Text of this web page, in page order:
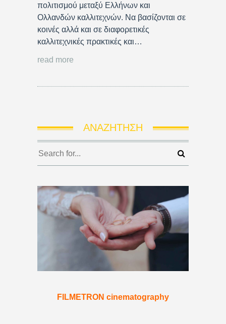
πολιτισμού μεταξύ Ελλήνων και
Ολλανδών καλλιτεχνών. Να βασίζονται σε
κοινές αλλά και σε διαφορετικές
καλλιτεχνικές πρακτικές και…
read more
ΑΝΑΖΉΤΗΣΗ
FILMETRON cinematography